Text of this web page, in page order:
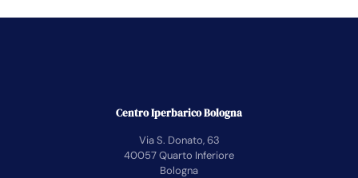
Centro Iperbarico Bologna
Via S. Donato, 63
40057 Quarto Inferiore
Bologna